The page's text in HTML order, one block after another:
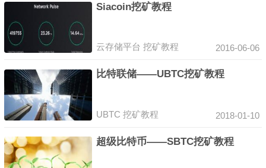
Siacoin挖矿教程
云存储平台 挖矿教程 2016-06-06
比特联储——UBTC挖矿教程
UBTC 挖矿教程 2018-01-10
超级比特币——SBTC挖矿教程